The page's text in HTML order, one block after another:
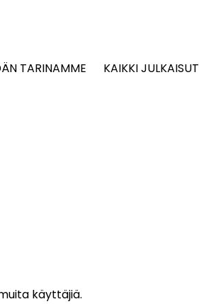
TARINAMME KAIKKI JULKAISUT
käyttäjiä.